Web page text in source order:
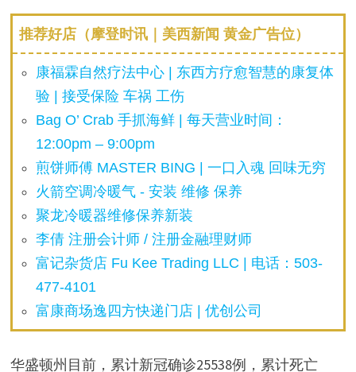
推荐好店（摩登时讯｜美西新闻 黄金广告位）
康福霖自然疗法中心 | 东西方疗愈智慧的康复体
验 | 接受保险 车祸 工伤
Bag O’ Crab 手抓海鲜 | 每天营业时间：
12:00pm – 9:00pm
煎饼师傅 MASTER BING | 一口入魂 回味无穷
火箭空调冷暖气 - 安装 维修 保养
聚龙冷暖器维修保养新装
李倩 注册会计师 / 注册金融理财师
富记杂货店 Fu Kee Trading LLC | 电话：503-
477-4101
富康商场逸四方快递门店 | 优创公司
华盛顿州目前，累计新冠确诊25538例，累计死亡